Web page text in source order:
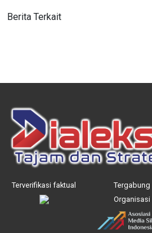
Berita Terkait
Terverifikasi faktual
Tergabung
Organisasi